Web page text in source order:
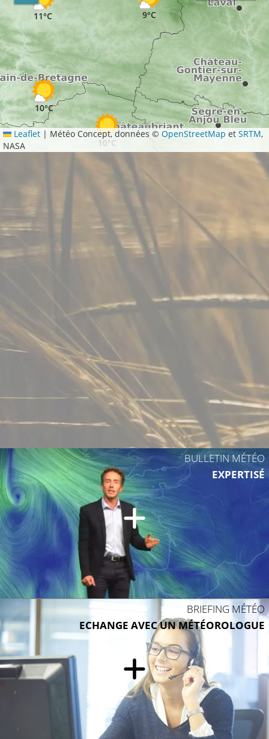
10°C
11°C 9°C
10°C
10°C
10°C
Leaflet | Météo Concept, données ©OpenStreetMap etSRTM,
NASA
BULLETIN MÉTÉO
EXPERTISÉ
BRIEFING MÉTÉO
ECHANGE AVEC UN MÉTÉOROLOGUE